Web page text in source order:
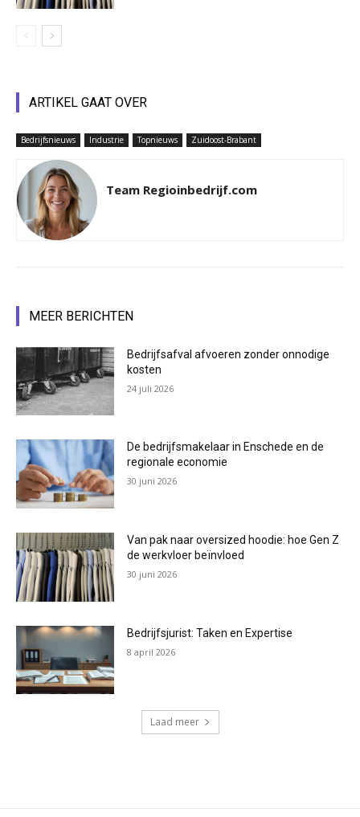
ARTIKEL GAAT OVER
Bedrijfsnieuws Industrie Topnieuws Zuidoost-Brabant
Team Regioinbedrijf.com
MEER BERICHTEN
Bedrijfsafval afvoeren zonder onnodige
kosten
24 juli 2026
De bedrijfsmakelaar in Enschede en de
regionale economie
30 juni 2026
Van pak naar oversized hoodie: hoe Gen Z
de werkvloer beïnvloed
30 juni 2026
Bedrijfsjurist: Taken en Expertise
8 april 2026
Laad meer